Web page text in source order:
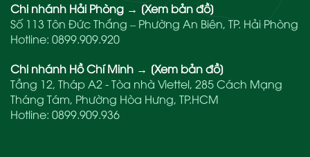
Chi nhánh Hải Phòng → [Xem bản đồ]
Số 113 Tôn Đức Thắng – Phường An Biên, TP. Hải Phòng
Hotline: 0899.909.920
Chi nhánh Hồ Chí Minh → [Xem bản đồ]
Tầng 12, Tháp A2 - Tòa nhà Viettel, 285 Cách Mạng
Tháng Tám, Phường Hòa Hưng, TP.HCM
Hotline: 0899.909.936